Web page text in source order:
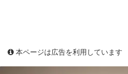
本ページは広告を利用しています